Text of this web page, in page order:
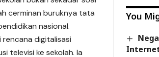
You
cerminan buruknya tata
nasional.
rencana digitalisasi
televisi ke sekolah. Ia